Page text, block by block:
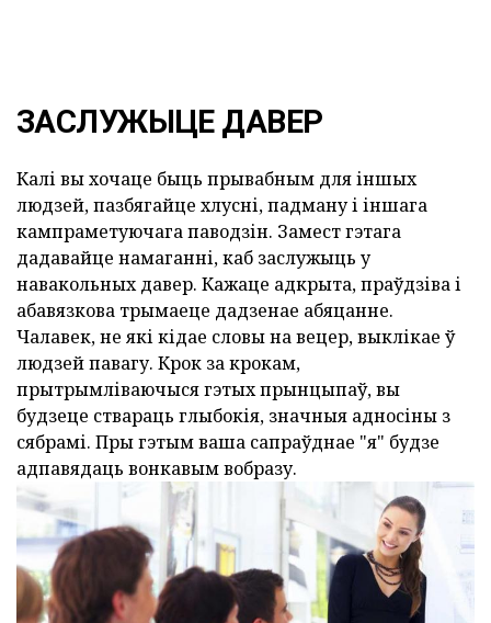
ЗАСЛУЖЫЦЕ ДАВЕР
Калі вы хочаце быць прывабным для іншых
людзей, пазбягайце хлусні, падману і іншага
кампраметуючага паводзін. Замест гэтага
дадавайце намаганні, каб заслужыць у
навакольных давер. Кажаце адкрыта, праўдзіва і
абавязкова трымаеце дадзенае абяцанне.
Чалавек, не які кідае словы на вецер, выклікае ў
людзей павагу. Крок за крокам,
прытрымліваючыся гэтых прынцыпаў, вы
будзеце ствараць глыбокія, значныя адносіны з
сябрамі. Пры гэтым ваша сапраўднае "я" будзе
адпавядаць вонкавым вобразу.